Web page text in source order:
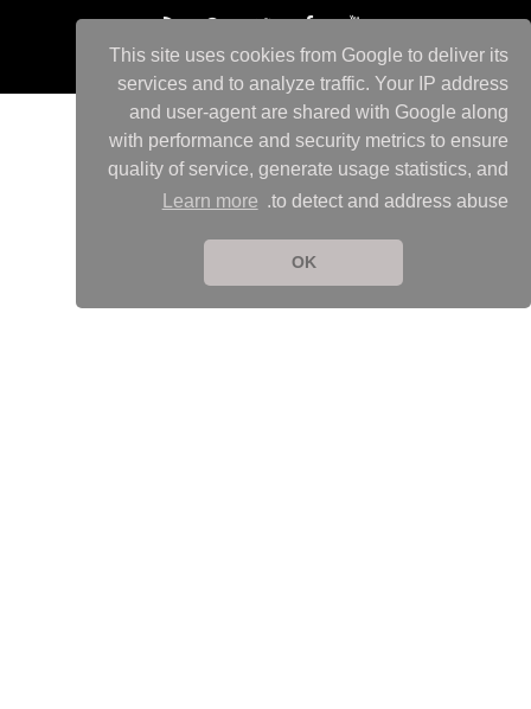
This site uses cookies from Google to deliver its
services and to analyze traffic. Your IP address
and user-agent are shared with Google along
with performance and security metrics to ensure
quality of service, generate usage statistics, and
to detect and address abuse.
Learn more
OK